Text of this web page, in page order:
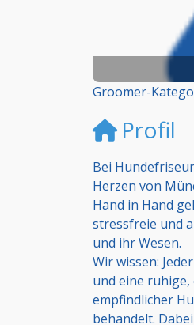
Groomer-
Profil
Bei
Herzen von
Hand in Hand
stressfreie und
und ihr Wesen.
Wir wissen:
und eine
empfindlicher
behandelt.